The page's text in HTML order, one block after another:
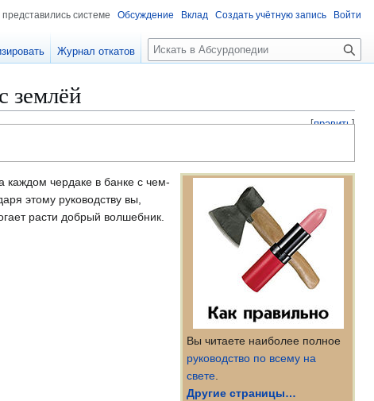
землёй
[править]
Вы читаете наиболее полное
руководство по всему на
свете.
Другие страницы…
чердаке в банке с чем-
этому руководству вы,
расти добрый волшебник.
системе Обсуждение Вклад Создать учётную запись Войти
Журнал откатов
П
о
к